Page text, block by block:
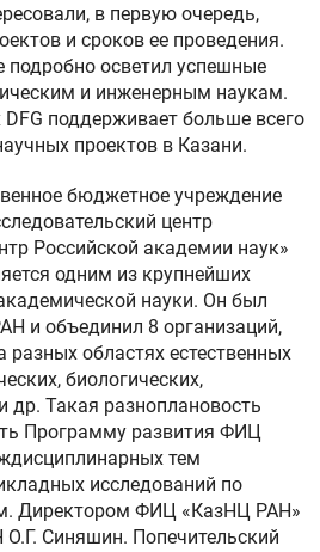
в первую очередь,
и сроков ее проведения.
осветил успешные
и инженерным наукам.
поддерживает больше всего
проектов в Казани.
бюджетное учреждение
центр
Российской академии наук»
одним из крупнейших
науки. Он был
и объединил 8 организаций,
областях естественных
биологических,
др. Такая разноплановость
Программу развития ФИЦ
тем
исследований по
Директором ФИЦ «КазНЦ РАН»
Синяшин. Попечительский